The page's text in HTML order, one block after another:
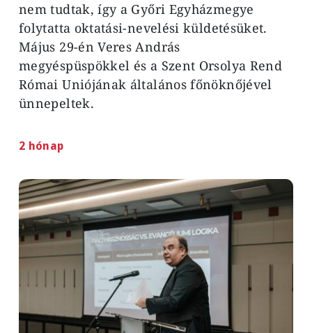
nem tudtak, így a Győri Egyházmegye
folytatta oktatási-nevelési küldetésüket.
Május 29-én Veres András
megyéspüspökkel és a Szent Orsolya Rend
Római Uniójának általános főnöknőjével
ünnepeltek.
2 hónap
Image